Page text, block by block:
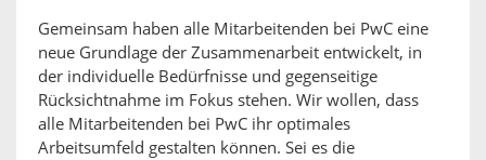
Gemeinsam haben alle Mitarbeitenden bei PwC eine
neue Grundlage der Zusammenarbeit entwickelt, in
der individuelle Bedürfnisse und gegenseitige
Rücksichtnahme im Fokus stehen. Wir wollen, dass
alle Mitarbeitenden bei PwC ihr optimales
Arbeitsumfeld gestalten können. Sei es die